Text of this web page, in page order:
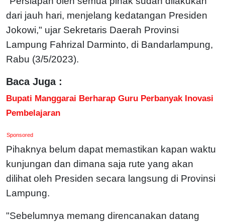
dari jauh hari, menjelang kedatangan Presiden
Jokowi," ujar Sekretaris Daerah Provinsi
Lampung Fahrizal Darminto, di Bandarlampung,
Rabu (3/5/2023).
Baca Juga :
Bupati Manggarai Berharap Guru Perbanyak Inovasi
Pembelajaran
Sponsored
Pihaknya belum dapat memastikan kapan waktu
kunjungan dan dimana saja rute yang akan
dilihat oleh Presiden secara langsung di Provinsi
Lampung.
"Sebelumnya memang direncanakan datang